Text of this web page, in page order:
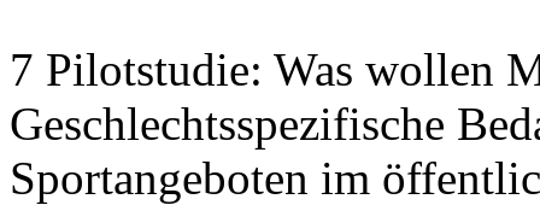
7 Pilotstudie: Was wollen
Geschlechtsspezifische
Sportangeboten im